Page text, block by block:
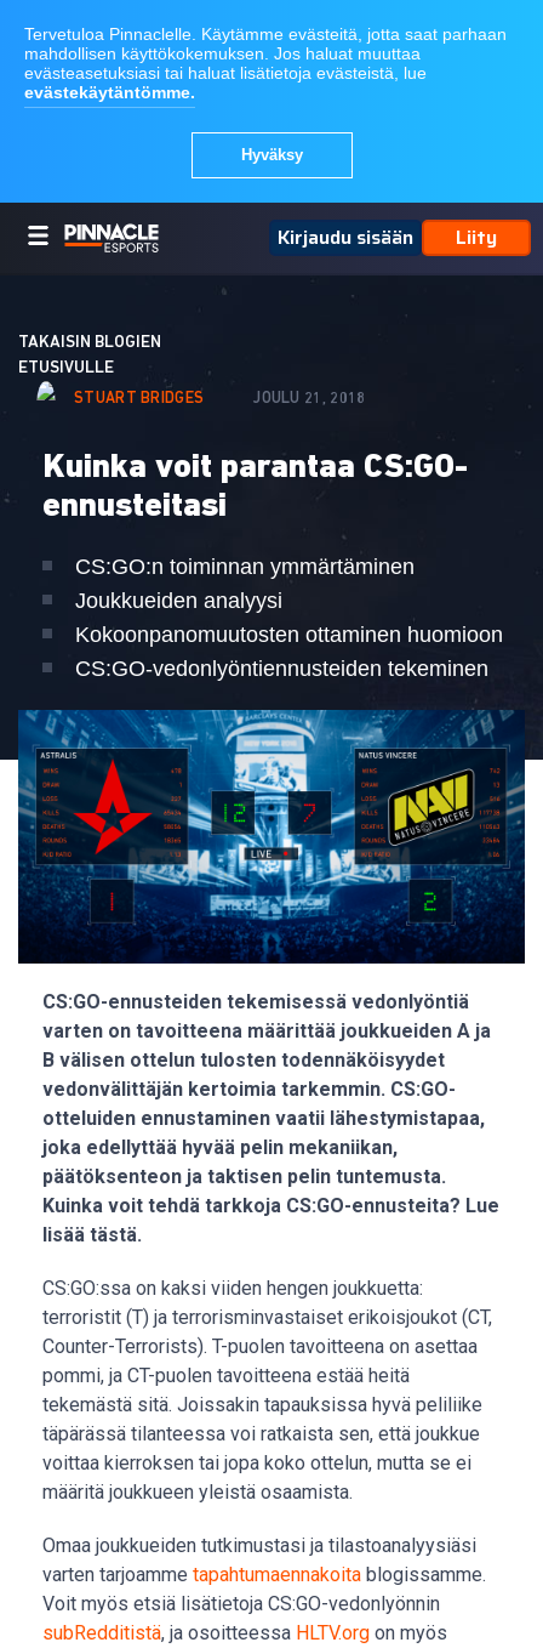
Kirjaudu sisään Liity
TAKAISIN BLOGIEN
ETUSIVULLE
STUART BRIDGES JOULU 21, 2018
Kuinka voit parantaa CS:GO-
ennusteitasi
CS:GO:n toiminnan ymmärtäminen
Joukkueiden analyysi
Kokoonpanomuutosten ottaminen huomioon
CS:GO-vedonlyöntiennusteiden tekeminen
CS:GO-ennusteiden tekemisessä vedonlyöntiä
varten on tavoitteena määrittää joukkueiden A ja
B välisen ottelun tulosten todennäköisyydet
vedonvälittäjän kertoimia tarkemmin. CS:GO-
otteluiden ennustaminen vaatii lähestymistapaa,
joka edellyttää hyvää pelin mekaniikan,
päätöksenteon ja taktisen pelin tuntemusta.
Kuinka voit tehdä tarkkoja CS:GO-ennusteita? Lue
lisää tästä.
CS:GO:ssa on kaksi viiden hengen joukkuetta:
terroristit (T) ja terrorisminvastaiset erikoisjoukot (CT,
Counter-Terrorists). T-puolen tavoitteena on asettaa
pommi, ja CT-puolen tavoitteena estää heitä
tekemästä sitä. Joissakin tapauksissa hyvä peliliike
täpärässä tilanteessa voi ratkaista sen, että joukkue
voittaa kierroksen tai jopa koko ottelun, mutta se ei
määritä joukkueen yleistä osaamista.
Omaa joukkueiden tutkimustasi ja tilastoanalyysiäsi
varten tarjoamme tapahtumaennakoita blogissamme.
Voit myös etsiä lisätietoja CS:GO-vedonlyönnin
subRedditistä, ja osoitteessa HLTV.org on myös